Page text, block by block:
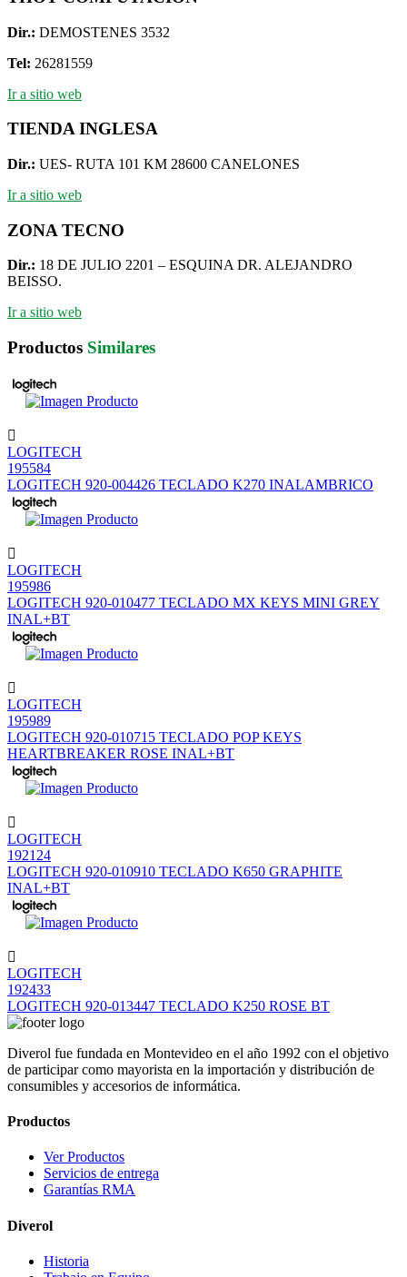
Dir.: DEMOSTENES 3532
Tel: 26281559
Ir a sitio web
TIENDA INGLESA
Dir.: UES- RUTA 101 KM 28600 CANELONES
Ir a sitio web
ZONA TECNO
Dir.: 18 DE JULIO 2201 – ESQUINA DR. ALEJANDRO
BEISSO.
Ir a sitio web
Productos Similares
LOGITECH
195584
LOGITECH 920-004426 TECLADO K270 INALAMBRICO
LOGITECH
195986
LOGITECH 920-010477 TECLADO MX KEYS MINI GREY
INAL+BT
LOGITECH
195989
LOGITECH 920-010715 TECLADO POP KEYS
HEARTBREAKER ROSE INAL+BT
LOGITECH
192124
LOGITECH 920-010910 TECLADO K650 GRAPHITE
INAL+BT
LOGITECH
192433
LOGITECH 920-013447 TECLADO K250 ROSE BT
Diverol fue fundada en Montevideo en el año 1992 con el objetivo
de participar como mayorista en la importación y distribución de
consumibles y accesorios de informática.
Productos
Ver Productos
Servicios de entrega
Garantías RMA
Diverol
Historia